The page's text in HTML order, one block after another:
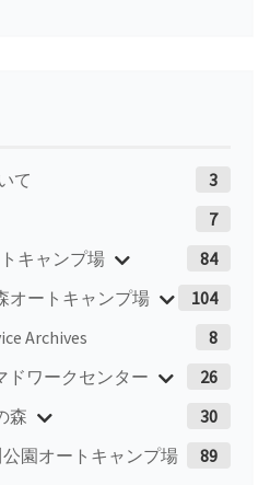
て
3
7
キャンプ場
84
オートキャンプ場
104
Archives
8
ドワークセンター
26
森
30
公園オートキャンプ場
89